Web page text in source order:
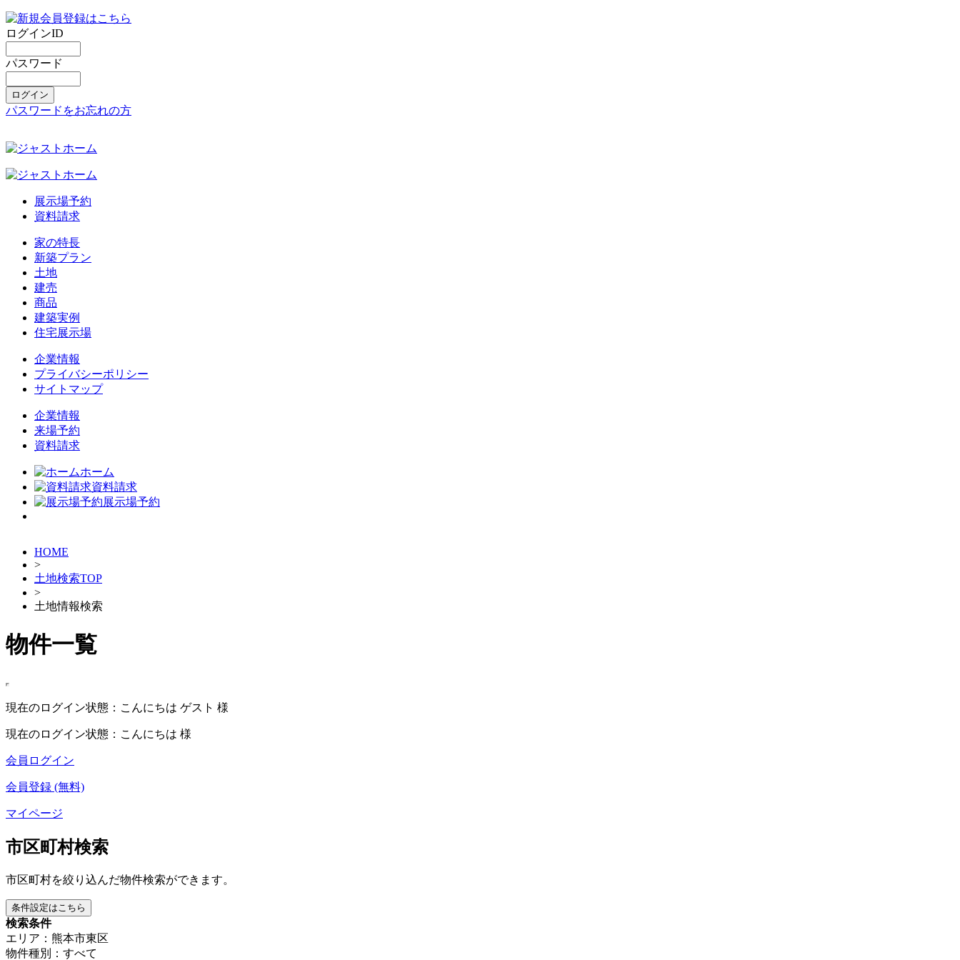
ログインID
パスワード
パスワードをお忘れの方
展示場予約
資料請求
家の特長
新築プラン
土地
建売
商品
建築実例
住宅展示場
企業情報
プライバシーポリシー
サイトマップ
企業情報
来場予約
資料請求
ホーム
資料請求
展示場予約
HOME
>
土地検索TOP
>
土地情報検索
物件一覧
現在のログイン状態：こんにちは ゲスト 様
現在のログイン状態：こんにちは 様
会員ログイン
会員登録 (無料)
マイページ
市区町村検索
市区町村を絞り込んだ物件検索ができます。
条件設定はこちら
検索条件
エリア：熊本市東区
物件種別：すべて